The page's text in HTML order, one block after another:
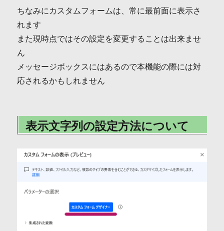
ちなみにカスタムフォームは、常に最前面に表示さ
れます
また現時点ではその設定を変更することは出来ませ
ん
メッセージボックスにはあるので本機能の際には対
応されるかもしれません
表示文字列の設定方法について